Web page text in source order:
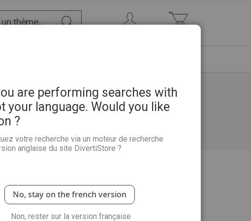
are performing searches with
your language. Would you like
?
votre recherche via un moteur de recherche
anglaise du site DivertiStore ?
No, stay on the french version
Non, rester sur la version française